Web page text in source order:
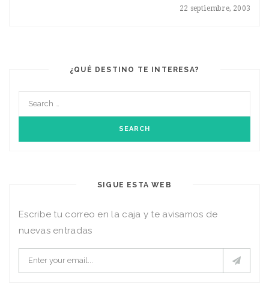
22 septiembre, 2003
¿QUÉ DESTINO TE INTERESA?
SIGUE ESTA WEB
Escribe tu correo en la caja y te avisamos de
nuevas entradas